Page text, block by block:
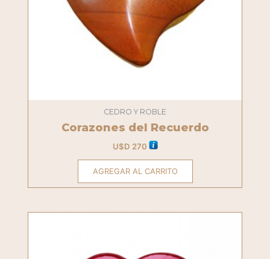
CEDRO Y ROBLE
Corazones del Recuerdo
U$D 270
AGREGAR AL CARRITO